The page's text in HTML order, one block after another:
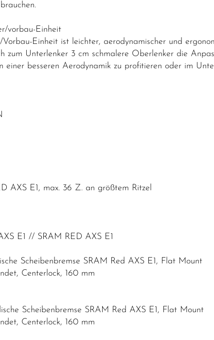
vorbau-Einheit
Einheit ist leichter, aerodynamischer und
zum Unterlenker 3 cm schmalere Oberlenker die
einer besseren Aerodynamik zu profitieren oder im
AXS E1, max. 36 Z. an größtem Ritzel
E1 // SRAM RED AXS E1
Scheibenbremse SRAM Red AXS E1, Flat Mount
Centerlock, 160 mm
Scheibenbremse SRAM Red AXS E1, Flat Mount
Centerlock, 160 mm